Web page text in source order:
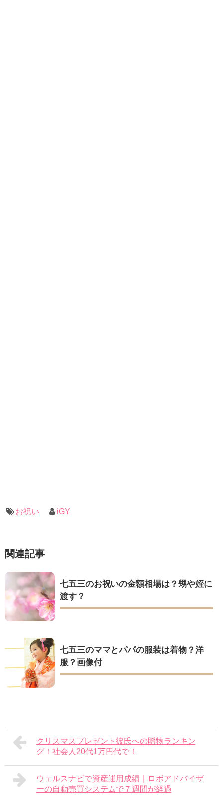
お祝い iGY
関連記事
七五三のお祝いの金額相場は？甥や姪に
渡す？
七五三のママとパパの服装は着物？洋
服？画像付
クリスマスプレゼント彼氏への贈物ランキン
グ！社会人20代1万円代で！
ウェルスナビで資産運用成績｜ロボアドバイザ
ーの自動売買システムで７週間が経過